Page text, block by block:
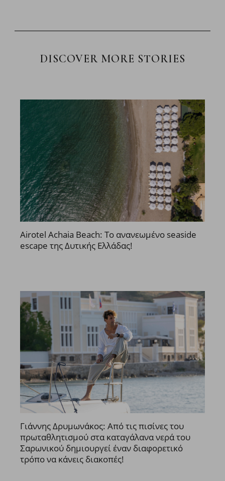
DISCOVER MORE STORIES
Airotel Achaia Beach: Το ανανεωμένο seaside
escape της Δυτικής Ελλάδας!
Γιάννης Δρυμωνάκος: Από τις πισίνες του
πρωταθλητισμού στα καταγάλανα νερά του
Σαρωνικού δημιουργεί έναν διαφορετικό
τρόπο να κάνεις διακοπές!